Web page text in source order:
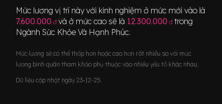
Mức lương vị trí này với kinh nghiệm ở mức mới vào là
7.600.000 đ và ở mức cao sẽ là 12.300.000 đ trong
NgànhSức Khỏe Và Hạnh Phúc.
Mức lương sẽ có thể thấp hơn hoặc cao hơn rất nhiều so với mức
lương bình quân tham khảo phụ thuộc vào nhiều yếu tố khác nhau.
Dữ liệu cập nhật ngày 23-12-25.